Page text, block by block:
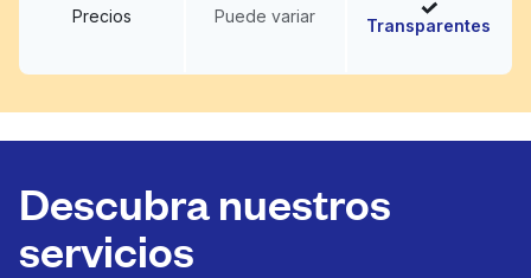
Precios Puede variar Transparentes
Descubra nuestros
servicios